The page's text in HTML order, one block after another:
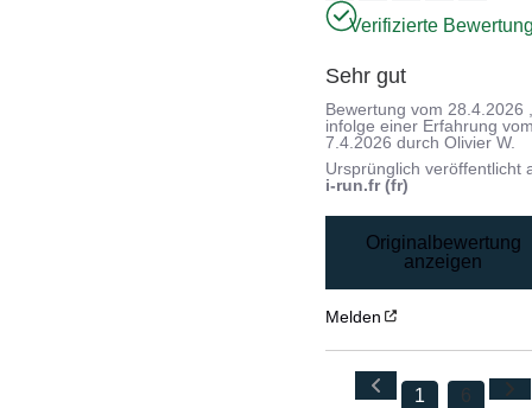
Verifizierte
Sehr gut
Bewertung vom28.4.2026
infolge einer Erfahrung
7.4.2026 durchOlivier W.
Ursprünglich veröffentlicht
i-run.fr (fr)
Originalbewertung
anzeigen
Melden
1 6